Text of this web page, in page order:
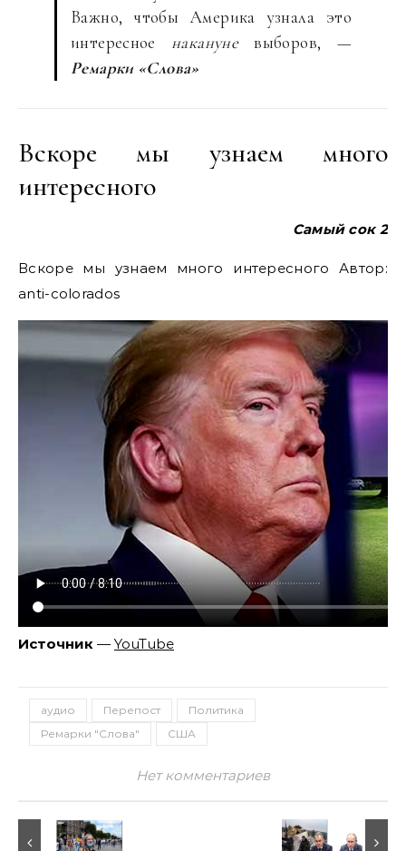
Важно, чтобы Америка узнала это
интересное накануневыборов, —
Ремарки «Слова»
Вскоре мы узнаем много
интересного
Самый сок 2
Вскоре мы узнаем много интересного Автор:
anti-colorados
Источник — YouTube
аудио Перепост
Политика
Ремарки "Слова"
США
Нет комментариев